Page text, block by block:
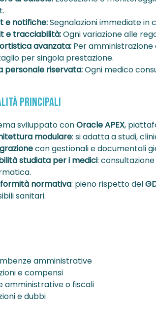
e notifiche:Segnalazioni immediate in
e tracciabilità:Ogni variazione alle
avanzata: Per
per singola prestazione.
personale riservata:Ogni medico
Principali
sviluppato conOracle APEX,
modulare: si adatta a studi,
con gestionali e documentali
studiata per i medici:
normativa: pieno rispetto del
sanitari.
amministrative
e compensi
amministrative o fiscali
e dubbi